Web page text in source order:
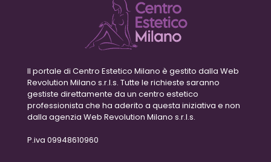
Il portale di Centro Estetico Milano è gestito dalla Web
Revolution Milano s.r.l.s. Tutte le richieste saranno
gestiste direttamente da un centro estetico
professionista che ha aderito a questa iniziativa e non
dalla agenzia Web Revolution Milano s.r.l.s.
P.iva 09948610960